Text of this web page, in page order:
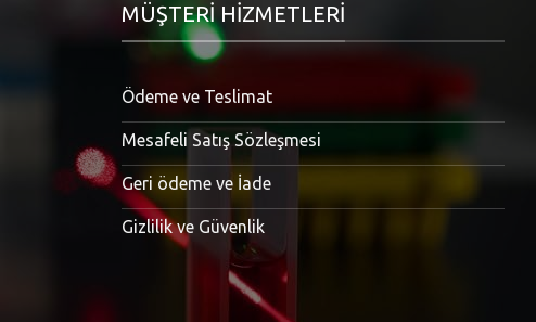
MÜŞTERI HIZMETLERI
Ödeme ve Teslimat
Mesafeli Satış Sözleşmesi
Geri ödeme ve İade
Gizlilik ve Güvenlik